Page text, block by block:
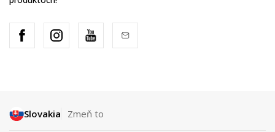
Slovakia Zmeň to